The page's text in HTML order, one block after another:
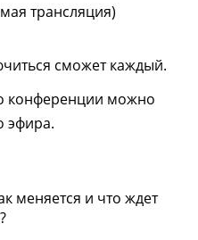
трансляция)
сможет каждый.
конференции можно
эфира.
меняется и что ждет